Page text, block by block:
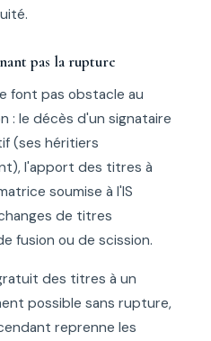
pas la rupture
font pas obstacle au
: le décès d'un signataire
(ses héritiers
l'apport des titres à
soumise à l'IS
de titres
fusion ou de scission.
des titres à un
possible sans rupture,
reprenne les